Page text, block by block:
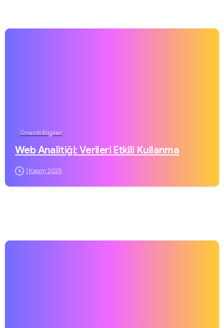
Önemli Bilgiler
Web Analitiği: Verileri Etkili Kullanma
1 Kasım 2025